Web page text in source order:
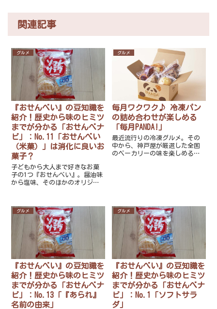
関連記事
グルメ
『おせんべい』の豆知識を
紹介！歴史から味のヒミツ
までが分かる「おせんべナ
ビ」：No.11「おせんべい
（米菓）」は消化に良いお
菓子？
子どもから大人まで好きなお菓
子の1つ『おせんべい』。醤油味
から塩味、そのほかのオリジナ
知れば、より美味しく食べられ
ること間違い無いですよ！
グルメ
毎月ワクワク♪ 冷凍パン
の詰め合わせが楽しめる
「毎月PANDA!」
最近流行りの冷凍グルメ。その
中から、神戸屋が厳選した全国
のベーカリーの味を楽しめる冷
グルメ
『おせんべい』の豆知識を
紹介！歴史から味のヒミツ
までが分かる「おせんべナ
ビ」：No.13「『あられ』
名前の由来」
グルメ
『おせんべい』の豆知識を
紹介！歴史から味のヒミツ
までが分かる「おせんべナ
ビ」：No.1「ソフトサラ
ダ」